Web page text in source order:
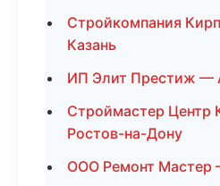
Стройкомпания
Казань
ИП Элит Престиж —
Строймастер Центр
Ростов-на-Дону
ООО Ремонт Мастер